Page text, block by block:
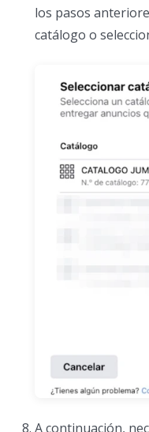
los pasos
catálogo o
A continuación,